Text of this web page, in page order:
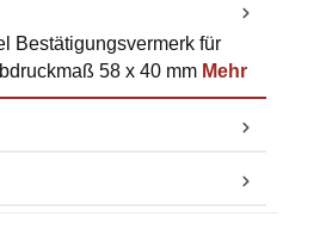
Bestätigungsvermerk für
58 x 40 mm Mehr